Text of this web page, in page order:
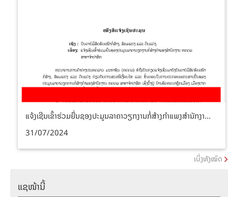
ແຈ້ງເຊີນເຂົ້າຮ່ວມຍື່ນຊອງປະມູນລາຄາວຽກງານກໍ່ສ້າງກໍາແພງສໍານັກງາ...
31/07/2024
ເບິ່ງທັງໝົດ
ແຊໜ້ານີ້